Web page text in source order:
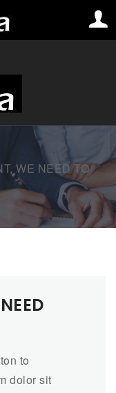
WE NEED TO
to
dolor sit